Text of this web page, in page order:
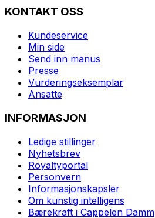
KONTAKT OSS
Kundeservice
Min side
Send inn manus
Presse
Vurderingseksemplar
Ansatte
INFORMASJON
Ledige stillinger
Nyhetsbrev
Royaltyportal
Personvern
Informasjonskapsler
Om kunstig intelligens
Bærekraft i Cappelen Damm